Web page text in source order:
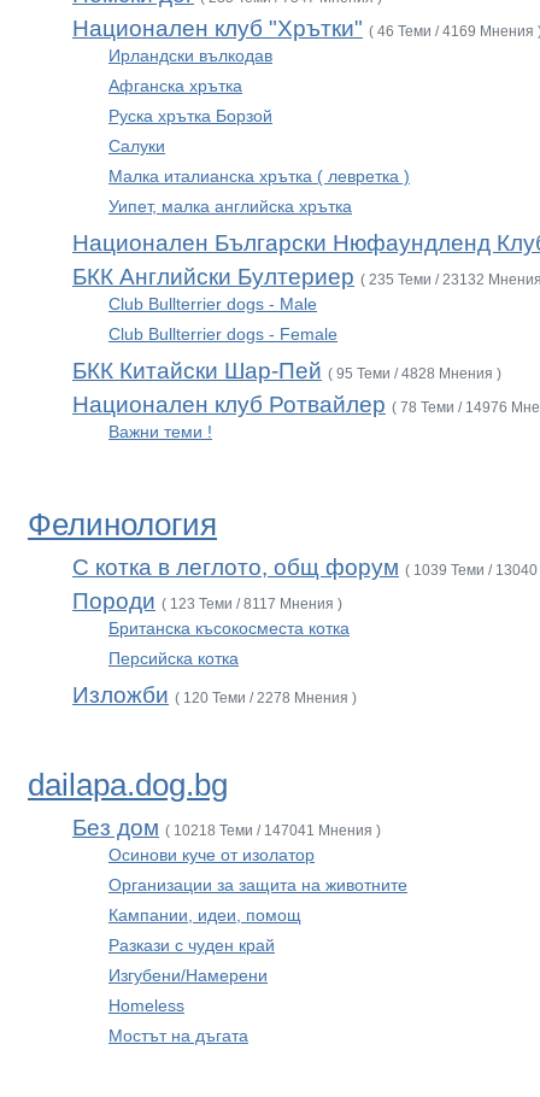
Национален клуб "Хрътки" ( 46 Теми / 4169 Мнения
Ирландски вълкодав
Афганска хрътка
Руска хрътка Борзой
Салуки
Малка италианска хрътка ( левретка )
Уипет, малка английска хрътка
Национален Български Нюфаундленд
БКК Английски Бултериер ( 235 Теми / 23132
Club Bullterrier dogs - Male
Club Bullterrier dogs - Female
БКК Китайски Шар-Пей ( 95 Теми / 4828 Мнения )
Национален клуб Ротвайлер ( 78 Теми / 14976
Важни теми !
Фелинология
С котка в леглото, общ форум ( 1039 Теми /
Породи ( 123 Теми / 8117 Мнения )
Британска късокосместа котка
Персийска котка
Изложби ( 120 Теми / 2278 Мнения )
dailapa.dog.bg
Без дом ( 10218 Теми / 147041 Мнения )
Осинови куче от изолатор
Организации за защита на животните
Кампании, идеи, помощ
Разкази с чуден край
Изгубени/Намерени
Homeless
Мостът на дъгата